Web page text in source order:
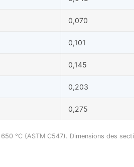
0,070
0,101
0,145
0,203
0,275
°C (ASTM C547). Dimensions des